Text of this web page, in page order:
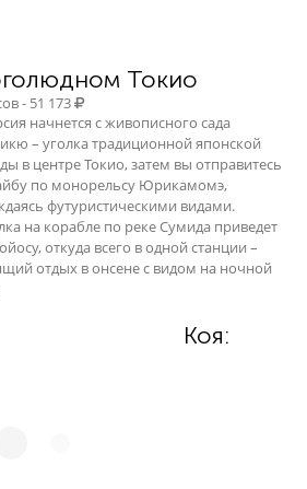
Токио
- 51 173
начнется с живописного сада
– уголка традиционной японской
в центре Токио, затем вы отправитесь
по монорельсу Юрикамомэ,
футуристическими видами.
на корабле по реке Сумида приведет
откуда всего в одной станции –
отдых в онсене с видом на ночной
Коя: